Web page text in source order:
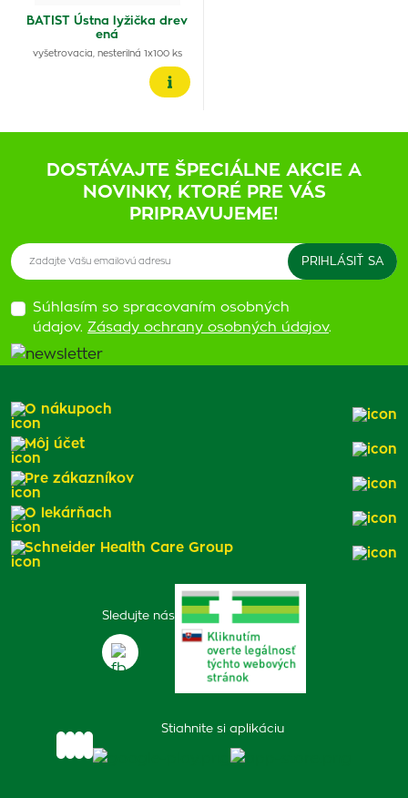
BATIST Ústna lyžička drev
ená
vyšetrovacia, nesterilná 1x100 ks
DOSTÁVAJTE ŠPECIÁLNE AKCIE A
NOVINKY, KTORÉ PRE VÁS
PRIPRAVUJEME!
Súhlasím so spracovaním osobných
údajov. Zásady ochrany osobných údajov.
Sledujte nás
Stiahnite si aplikáciu
O nákupoch
Môj účet
Pre zákazníkov
O lekárňach
Schneider Health Care Group